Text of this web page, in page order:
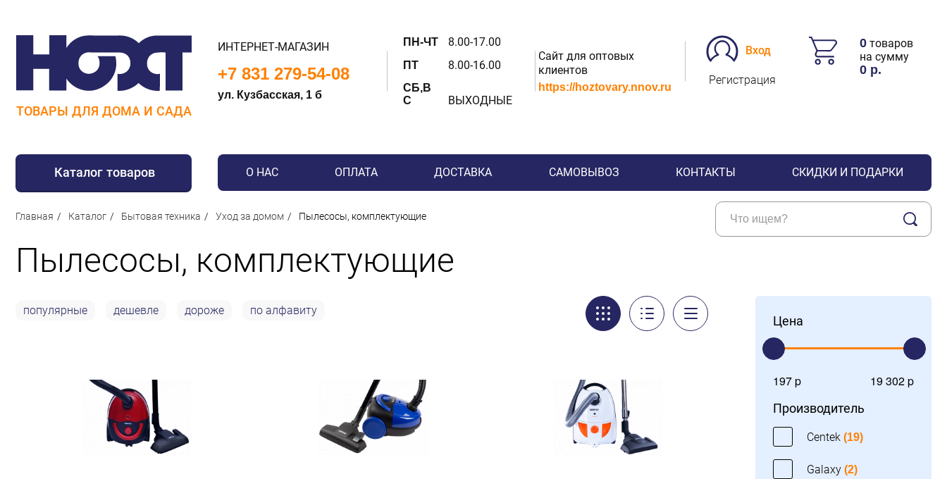
ТОВАРЫ ДЛЯ ДОМА И САДА
ИНТЕРНЕТ-МАГАЗИН
+7 831 279-54-08
ул. Кузбасская, 1 б
ПН-ЧТ 8.00-17.00
ПТ 8.00-16.00
СБ,В
С
ВЫХОДНЫЕ
Сайт для оптовых
клиентов
https://hoztovary.nnov.ru
Вход
Регистрация
0 товаров
на сумму
0 р.
Каталог товаров
Для дома
Сантехника
Для детей
Бытовая техника
Обувь для дома и дачи
О НАС ОПЛАТА ДОСТАВКА САМОВЫВОЗ КОНТАКТЫ СКИДКИ И ПОДАРКИ
Главная Каталог Бытовая техника Уход за домом Пылесосы, комплектующие
Пылесосы, комплектующие
Цена
197 p 19 302 p
Производитель
Centek (19)
Galaxy (2)
популярные дешевле дороже по алфавиту